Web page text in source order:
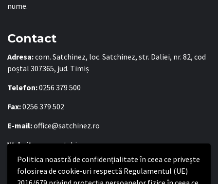
Politica noastră de confidențialitate în ceea ce privește
folosirea de cookie-uri respectă Regulamentul (UE)
nume.
Contact
Adresa:com. Satchinez, loc. Satchinez, str. Daliei, nr. 82, cod
poștal 307365, jud. Timiș
Telefon:0256 379 500
Fax:0256 379 502
E-mail:office@satchinez.ro
Website:www.satchinez.ro
Program cu publicul: